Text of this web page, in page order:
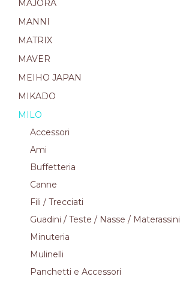
MAJORA
MANNI
MATRIX
MAVER
MEIHO JAPAN
MIKADO
MILO
Accessori
Ami
Buffetteria
Canne
Fili / Trecciati
Guadini / Teste / Nasse / Materassini
Minuteria
Mulinelli
Panchetti e Accessori